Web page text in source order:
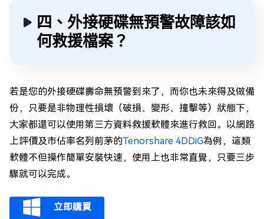
四、外接硬碟無預警故障該如
何救援檔案？
若是您的外接硬碟壽命無預警到來了，而你也未來得及做備
份，只要是非物理性損壞（破損、變形、撞擊等）狀態下，
大家都還可以使用第三方資料救援軟體來進行救回。以網路
上評價及市佔率名列前茅的Tenorshare 4DDiG為例，這類
軟體不但操作簡單安裝快速，使用上也非常直覺，只要三步
驟就可以完成。
立即購買